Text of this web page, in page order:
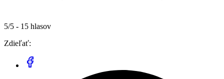
5/5 - 15 hlasov
Zdieľať: